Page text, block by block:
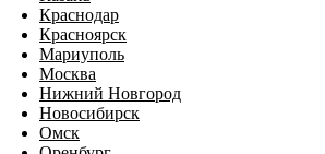
Краснодар
Красноярск
Мариуполь
Москва
Нижний Новгород
Новосибирск
Омск